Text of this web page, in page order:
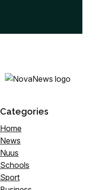
Categories
Home
News
Nuus
Schools
Sport